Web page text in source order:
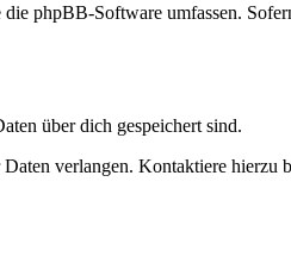
phpBB-Software umfassen.
über dich gespeichert sind.
verlangen. Kontaktiere hierzu